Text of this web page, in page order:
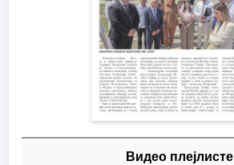
Видео плејлисте